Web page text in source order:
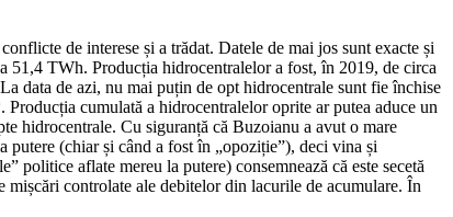
de interese și a trădat. Datele de mai jos sunt exacte și
TWh. Producția hidrocentralelor a fost, în 2019, de circa
data de azi, nu mai puțin de opt hidrocentrale sunt fie închise
cumulată a hidrocentralelor oprite ar putea aduce un
hidrocentrale. Cu siguranță că Buzoianu a avut o mare
putere (chiar și când a fost în „opoziție”), deci vina și
politice aflate mereu la putere) consemnează că este secetă
controlate ale debitelor din lacurile de acumulare. În